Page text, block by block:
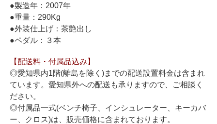
調律
修理
タッチ・音色の調整
ピアノクリーニングと引越し
●製造年：2007年
●重量：290Kg
●外装仕上げ：茶艶出し
●ペダル：３本
【配送料・付属品込み】
◎愛知県内1階(離島を除く)までの配送設置料金は含まれ
ています。愛知県外への配送も承りますので、ご相談く
ださい。
◎付属品一式(ベンチ椅子、インシュレーター、キーカバ
ー、クロス)は、販売価格に含まれております。